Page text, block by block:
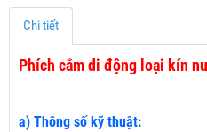
Chi tiết
Phích cắm di động loại kín
a) Thông số kỹ thuật: